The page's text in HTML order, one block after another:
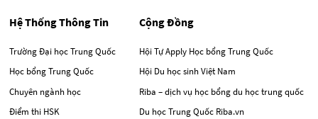
Hệ Thống Thông Tin
Trường Đại học Trung Quốc
Học bổng Trung Quốc
Chuyên ngành học
Điểm thi HSK
Cộng Đồng
Hội Tự Apply Học bổng Trung Quốc
Hội Du học sinh Việt Nam
Riba – dịch vụ học bổng du học trung quốc
Du học Trung Quốc Riba.vn